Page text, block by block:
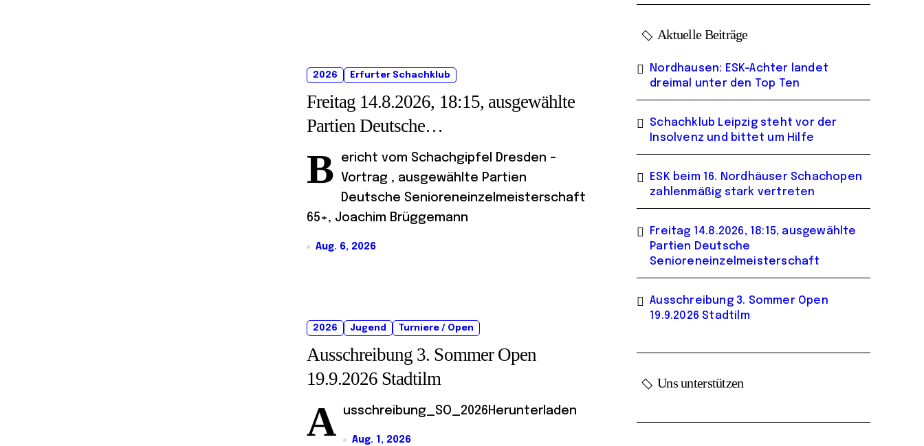
2026 Erfurter Schachklub
Freitag 14.8.2026, 18:15, ausgewählte
Partien Deutsche
Senioreneinzelmeisterschaft
B
ericht vom Schachgipfel Dresden –
Vortrag , ausgewählte Partien
Deutsche Senioreneinzelmeisterschaft
65+, Joachim Brüggemann
Aug. 6, 2026
2026 Jugend Turniere / Open
Ausschreibung 3. Sommer Open
19.9.2026 Stadtilm
A usschreibung_SO_2026Herunterladen
Aug. 1, 2026
Aktuelle Beiträge
Nordhausen: ESK-Achter landet
dreimal unter den Top Ten
Schachklub Leipzig steht vor der
Insolvenz und bittet um Hilfe
ESK beim 16. Nordhäuser Schachopen
zahlenmäßig stark vertreten
Freitag 14.8.2026, 18:15, ausgewählte
Partien Deutsche
Senioreneinzelmeisterschaft
Ausschreibung 3. Sommer Open
19.9.2026 Stadtilm
Uns unterstützen